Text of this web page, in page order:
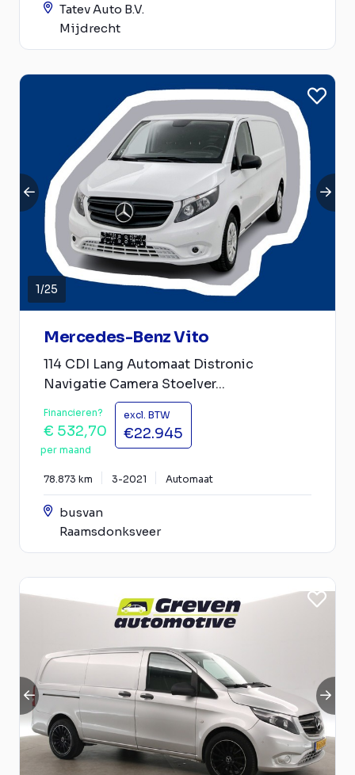
Tatev Auto B.V.
Mijdrecht
1/25
Mercedes-Benz Vito
114 CDI Lang Automaat Distronic
Navigatie Camera Stoelver...
Financieren?
€ 532,70
per maand
excl. BTW
€22.945
78.873 km 3-2021 Automaat
busvan
Raamsdonksveer